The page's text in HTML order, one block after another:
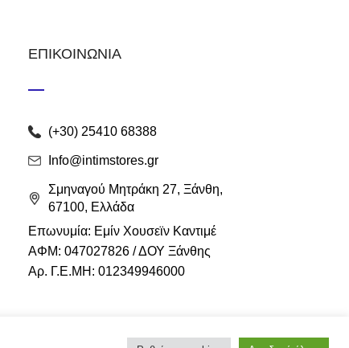
ΕΠΙΚΟΙΝΩΝΙΑ
(+30) 25410 68388
Info@intimstores.gr
Σμηναγού Μητράκη 27, Ξάνθη,
67100, Ελλάδα
Επωνυμία: Εμίν Χουσεϊν Καντιμέ
ΑΦΜ: 047027826 / ΔΟΥ Ξάνθης
Αρ. Γ.Ε.ΜΗ: 012349946000